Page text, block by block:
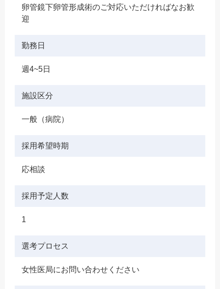
卵管鏡下卵管形成術のご対応いただければなお歓
迎
勤務日
週4~5日
施設区分
一般（病院）
採用希望時期
応相談
採用予定人数
1
選考プロセス
女性医局にお問い合わせください